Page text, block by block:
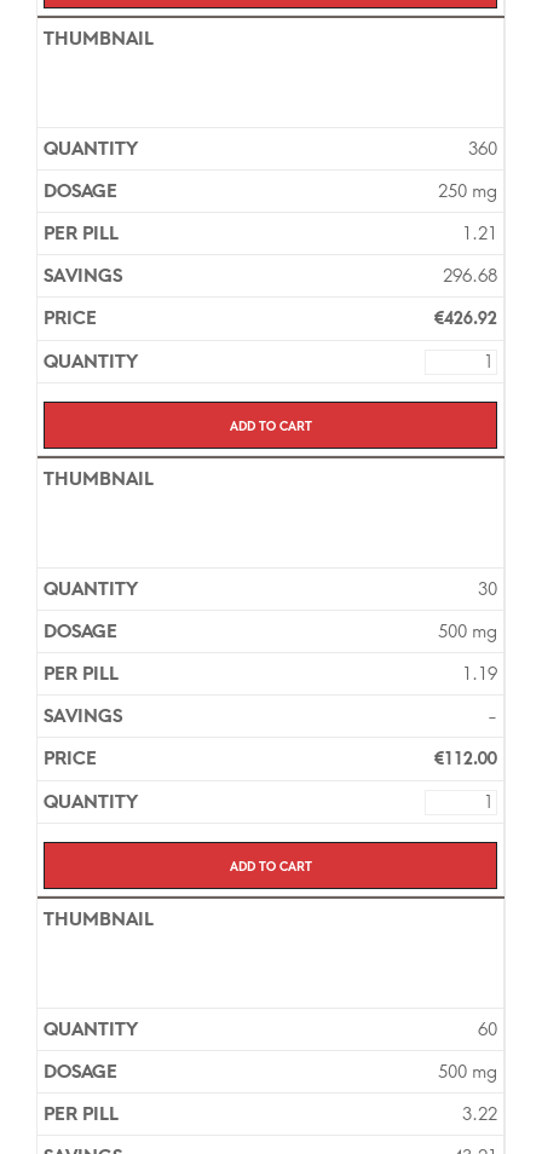
360
250 mg
1.21
296.68
€426.92
Add to cart
30
500 mg
1.19
-
€112.00
Add to cart
60
500 mg
3.22